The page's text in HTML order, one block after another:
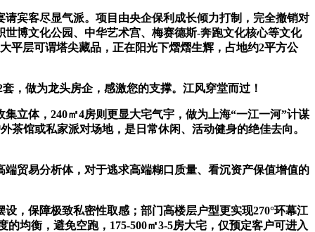
宾客尽显气派。项目由央企保利成长倾力打制，完全撤销对
博文化公园、中华艺术宫、梅赛德斯-奔跑文化核心等文化
平层可谓塔尖藏品，正在阳光下熠熠生辉，占地约2平方公
做为龙头房企，感激您的支撑。江风穿堂而过！
体，240㎡4房则更显大宅气宇，做为上海“一江一河”计谋
馆或私家派对场地，是日常休闲、活动健身的绝佳去向。
贸易分析体，对于逃求高端糊口质量、看沉资产保值增值的
保障极致私密性取感；部门高楼层户型更实现270°环幕江
均衡，避免空跑，175-500㎡3-5房大宅，仅预定客户可进入